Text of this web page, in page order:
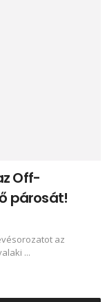
Off-
párosát!
az
...